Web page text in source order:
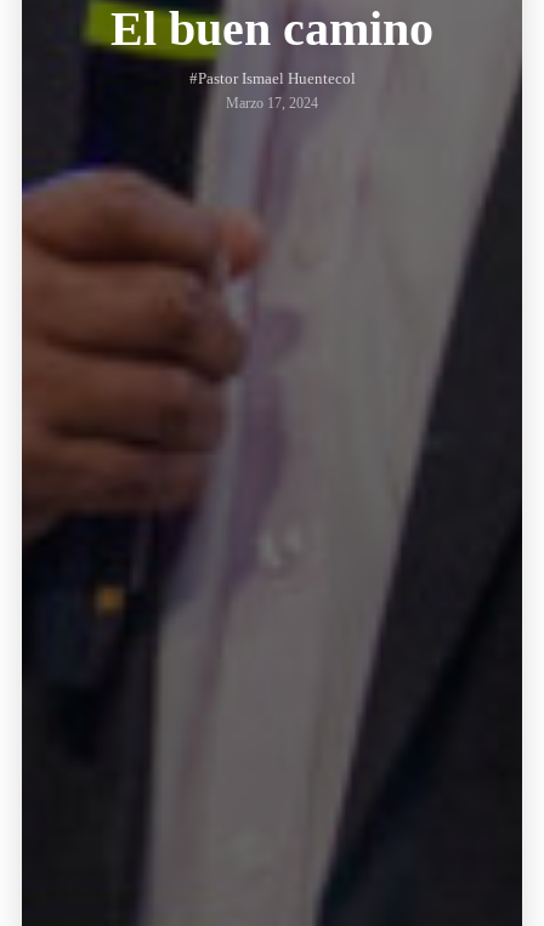
El buen camino
#Pastor Ismael Huentecol
Marzo 17, 2024